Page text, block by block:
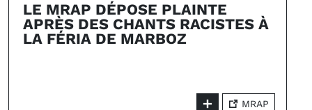
LE MRAP DÉPOSE PLAINTE
APRÈS DES CHANTS RACISTES À
LA FÉRIA DE MARBOZ
MRAP